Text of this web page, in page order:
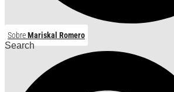
SobreMariskal Romero
Search